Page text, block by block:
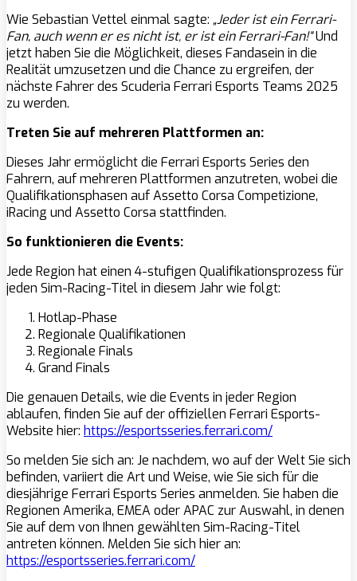
Wie Sebastian Vettel einmal sagte: „Jeder ist ein Ferrari-
Fan, auch wenn er es nicht ist, er ist ein Ferrari-Fan!“Und
jetzt haben Sie die Möglichkeit, dieses Fandasein in die
Realität umzusetzen und die Chance zu ergreifen, der
nächste Fahrer des Scuderia Ferrari Esports Teams 2025
zu werden.
Treten Sie auf mehreren Plattformen an:
Dieses Jahr ermöglicht die Ferrari Esports Series den
Fahrern, auf mehreren Plattformen anzutreten, wobei die
Qualifikationsphasen auf Assetto Corsa Competizione,
iRacing und Assetto Corsa stattfinden.
So funktionieren die Events:
Jede Region hat einen 4-stufigen Qualifikationsprozess für
jeden Sim-Racing-Titel in diesem Jahr wie folgt:
Hotlap-Phase
Regionale Qualifikationen
Regionale Finals
Grand Finals
Die genauen Details, wie die Events in jeder Region
ablaufen, finden Sie auf der offiziellen Ferrari Esports-
Website hier: https://esportsseries.ferrari.com/
So melden Sie sich an: Je nachdem, wo auf der Welt Sie sich
befinden, variiert die Art und Weise, wie Sie sich für die
diesjährige Ferrari Esports Series anmelden. Sie haben die
Regionen Amerika, EMEA oder APAC zur Auswahl, in denen
Sie auf dem von Ihnen gewählten Sim-Racing-Titel
antreten können. Melden Sie sich hier an:
https://esportsseries.ferrari.com/